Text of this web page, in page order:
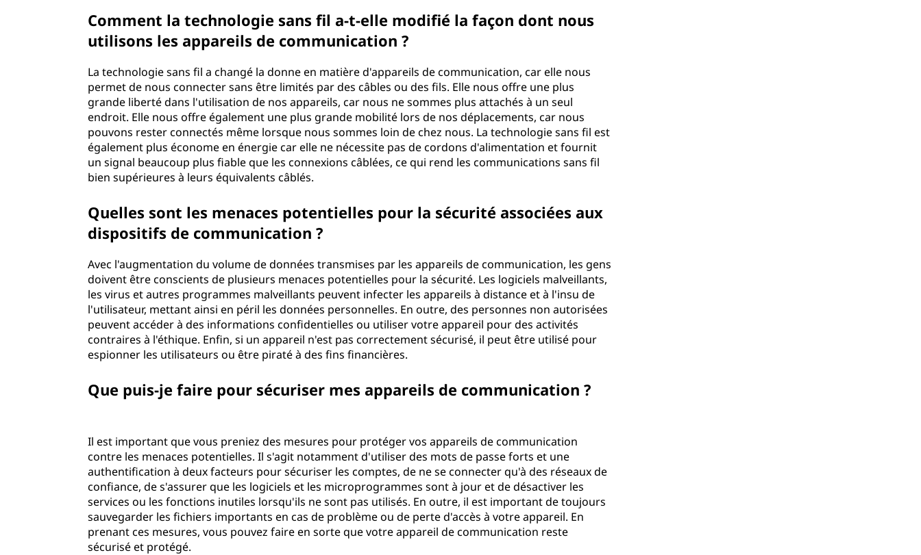
Comment la technologie sans fil a-t-elle modifié la façon dont nous
utilisons les appareils de communication ?
La technologie sans fil a changé la donne en matière d'appareils de communication, car elle nous
permet de nous connecter sans être limités par des câbles ou des fils. Elle nous offre une plus
grande liberté dans l'utilisation de nos appareils, car nous ne sommes plus attachés à un seul
endroit. Elle nous offre également une plus grande mobilité lors de nos déplacements, car nous
pouvons rester connectés même lorsque nous sommes loin de chez nous. La technologie sans fil est
également plus économe en énergie car elle ne nécessite pas de cordons d'alimentation et fournit
un signal beaucoup plus fiable que les connexions câblées, ce qui rend les communications sans fil
bien supérieures à leurs équivalents câblés.
Quelles sont les menaces potentielles pour la sécurité associées aux
dispositifs de communication ?
Avec l'augmentation du volume de données transmises par les appareils de communication, les gens
doivent être conscients de plusieurs menaces potentielles pour la sécurité. Les logiciels malveillants,
les virus et autres programmes malveillants peuvent infecter les appareils à distance et à l'insu de
l'utilisateur, mettant ainsi en péril les données personnelles. En outre, des personnes non autorisées
peuvent accéder à des informations confidentielles ou utiliser votre appareil pour des activités
contraires à l'éthique. Enfin, si un appareil n'est pas correctement sécurisé, il peut être utilisé pour
espionner les utilisateurs ou être piraté à des fins financières.
Que puis-je faire pour sécuriser mes appareils de communication ?
Il est important que vous preniez des mesures pour protéger vos appareils de communication
contre les menaces potentielles. Il s'agit notamment d'utiliser des mots de passe forts et une
authentification à deux facteurs pour sécuriser les comptes, de ne se connecter qu'à des réseaux de
confiance, de s'assurer que les logiciels et les microprogrammes sont à jour et de désactiver les
services ou les fonctions inutiles lorsqu'ils ne sont pas utilisés. En outre, il est important de toujours
sauvegarder les fichiers importants en cas de problème ou de perte d'accès à votre appareil. En
prenant ces mesures, vous pouvez faire en sorte que votre appareil de communication reste
sécurisé et protégé.